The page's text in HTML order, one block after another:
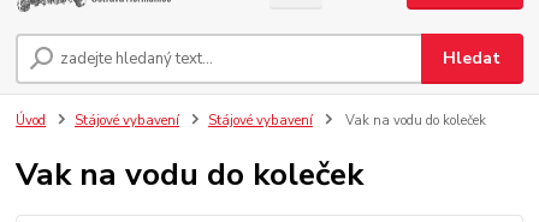
Hledat
Úvod Stájové vybavení Stájové vybavení Vak na vodu do koleček
Vak na vodu do koleček